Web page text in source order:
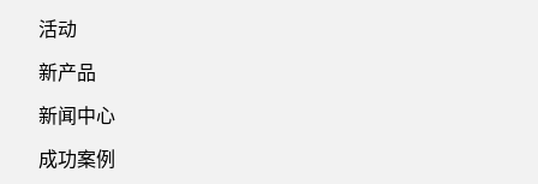
活动
新产品
新闻中心
成功案例